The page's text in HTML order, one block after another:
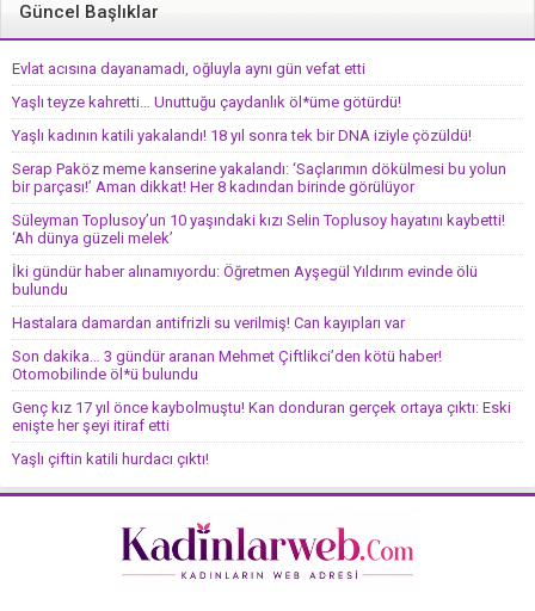
Güncel Başlıklar
Evlat acısına dayanamadı, oğluyla aynı gün vefat etti
Yaşlı teyze kahretti… Unuttuğu çaydanlık öl*üme götürdü!
Yaşlı kadının katili yakalandı! 18 yıl sonra tek bir DNA iziyle çözüldü!
Serap Paköz meme kanserine yakalandı: ‘Saçlarımın dökülmesi bu yolun
bir parçası!’ Aman dikkat! Her 8 kadından birinde görülüyor
Süleyman Toplusoy’un 10 yaşındaki kızı Selin Toplusoy hayatını kaybetti!
‘Ah dünya güzeli melek’
İki gündür haber alınamıyordu: Öğretmen Ayşegül Yıldırım evinde ölü
bulundu
Hastalara damardan antifrizli su verilmiş! Can kayıpları var
Son dakika… 3 gündür aranan Mehmet Çiftlikci’den kötü haber!
Otomobilinde öl*ü bulundu
Genç kız 17 yıl önce kaybolmuştu! Kan donduran gerçek ortaya çıktı: Eski
enişte her şeyi itiraf etti
Yaşlı çiftin katili hurdacı çıktı!